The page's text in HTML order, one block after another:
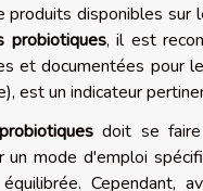
produits disponibles sur
probiotiques, il est
et documentées pour
est un indicateur
doit se faire
un mode d'emploi
Cependant,